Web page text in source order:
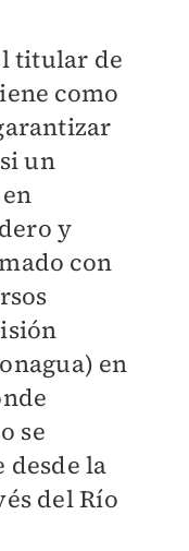
titular de
como
un
y
con
en
se
desde la
del Río